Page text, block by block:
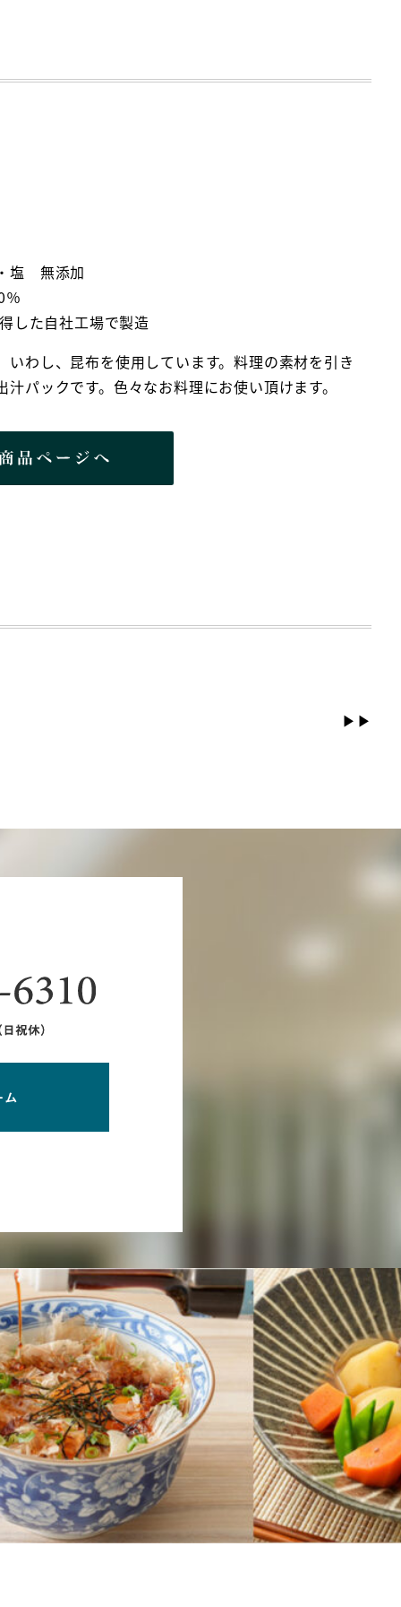
塩 無添加
％
した自社工場で製造
いわし、昆布を使用しています。料理の素材を引き
汁パックです。色々なお料理にお使い頂けます。